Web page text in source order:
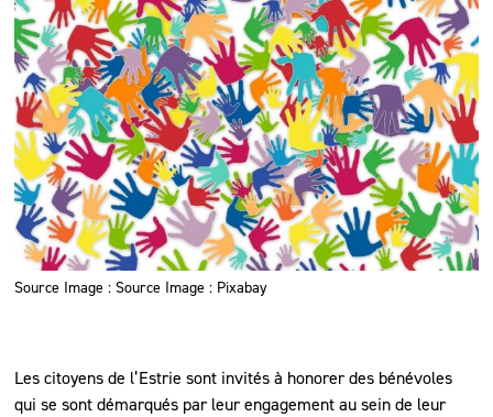
Source Image : Source Image : Pixabay
Les citoyens de l’Estrie sont invités à honorer des bénévoles
qui se sont démarqués par leur engagement au sein de leur